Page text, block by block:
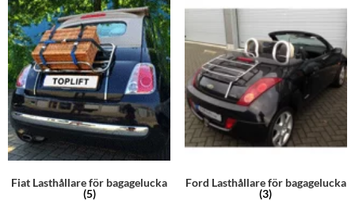
Fiat Lasthållare för bagagelucka
(5)
Ford Lasthållare för bagagelucka
(3)